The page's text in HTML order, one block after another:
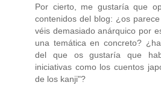
Por cierto, me gustaría que
contenidos del blog: ¿os
véis demasiado anárquico por
una temática en concreto?
del que os gustaría que
iniciativas como los cuentos
de los kanji"?